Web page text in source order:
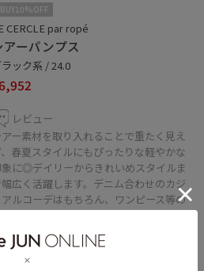
CERCLE par ropé
アーパンプス
ック系 / 24.0
レビュー
アー素材を取り入れることで重たく見え
春夏スタイルにもぴったりな軽やかな
に◎デイリーからきれいめスタイルま
広く活躍します。デニム合わせのカジ
アルコーデはもちろん、ワンピース等の
せにもおすすめの万能アイテムです。
ズ感は24cm素足で履いてジャストサ
ズ◎
にすると大きかったです。